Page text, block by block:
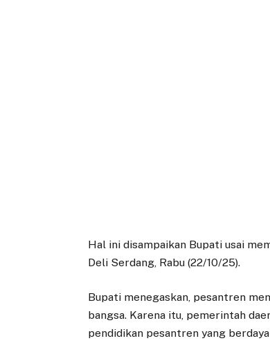
Hal ini disampaikan Bupati usai
Deli Serdang, Rabu (22/10/25).
Bupati menegaskan, pesantren
bangsa. ‎Karena itu, pemerintah
pendidikan pesantren yang